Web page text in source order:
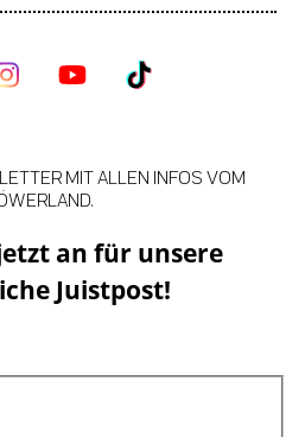
an für unsere
Juistpost!
MIT ALLEN INFOS VOM